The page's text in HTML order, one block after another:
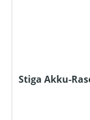
Stiga Akku-